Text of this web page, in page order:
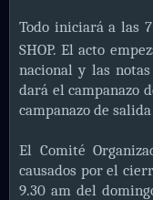
Todo iniciará a las
SHOP. El acto
nacional y las
dará el campanazo
campanazo de
El Comité
causados por el
9.30 am del